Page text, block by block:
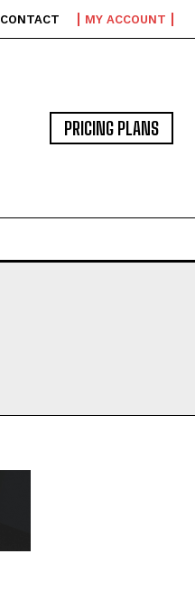
CONTACT MY ACCOUNT
PRICING PLANS